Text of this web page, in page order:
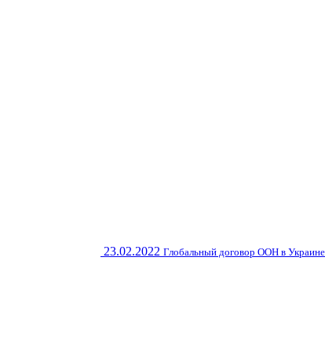
23.02.2022 Глобальный договор ООН в Украине